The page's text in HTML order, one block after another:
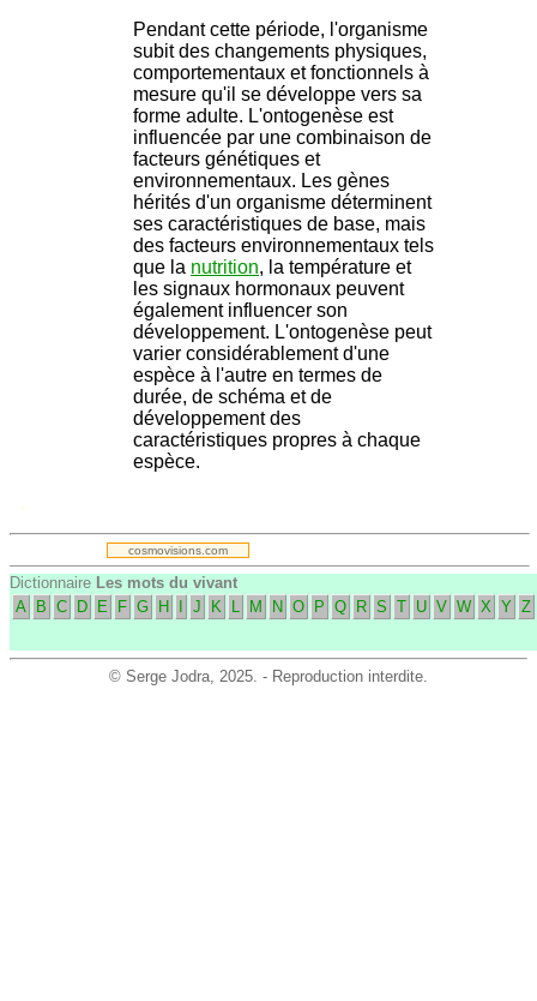
Pendant cette période, l'organisme
subit des changements physiques,
comportementaux et fonctionnels à
mesure qu'il se développe vers sa
forme adulte. L'ontogenèse est
influencée par une combinaison de
facteurs génétiques et
environnementaux. Les gènes
hérités d'un organisme déterminent
ses caractéristiques de base, mais
des facteurs environnementaux tels
que la nutrition, la température et
les signaux hormonaux peuvent
également influencer son
développement. L'ontogenèse peut
varier considérablement d'une
espèce à l'autre en termes de
durée, de schéma et de
développement des
caractéristiques propres à chaque
espèce.
.
cosmovisions.com
Dictionnaire Les mots du vivant
A
B C D E F G H J K L M N O P Q R S T U V W X Y Z
© Serge Jodra, 2025. - Reproduction interdite.